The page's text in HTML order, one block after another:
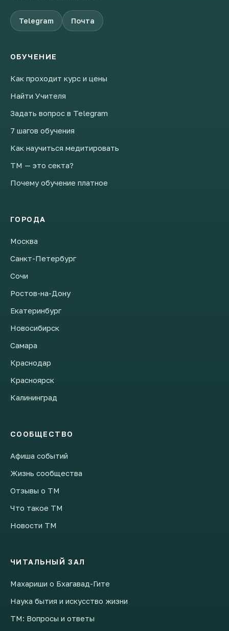
Telegram Почта
ОБУЧЕНИЕ
Как проходит курс и цены
Найти Учителя
Задать вопрос в Telegram
7 шагов обучения
Как научиться медитировать
ТМ — это секта?
Почему обучение платное
ГОРОДА
Москва
Санкт-Петербург
Сочи
Ростов-на-Дону
Екатеринбург
Новосибирск
Самара
Краснодар
Красноярск
Калининград
СООБЩЕСТВО
Афиша событий
Жизнь сообщества
Отзывы о ТМ
Что такое ТМ
Новости ТМ
ЧИТАЛЬНЫЙ ЗАЛ
Махариши о Бхагавад-Гите
Наука бытия и искусство жизни
ТМ: Вопросы и ответы